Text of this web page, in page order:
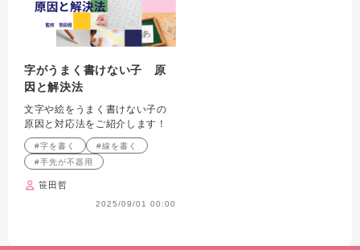
字がうまく書けない子 原
因と解決法
文字や絵をうまく書けない子の
原因と対応法をご紹介します！
#字を書く
#線を書く
#手先が不器用
笹田哲
2025/09/01 00:00